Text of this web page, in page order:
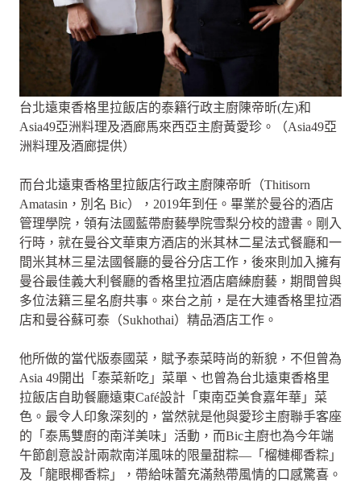
台北遠東香格里拉飯店的泰籍行政主廚陳帝昕(左)和
Asia49亞洲料理及酒廊馬來西亞主廚黃愛珍。（Asia49亞
洲料理及酒廊提供）
而台北遠東香格里拉飯店行政主廚陳帝昕（Thitisorn
Amatasin，別名 Bic），2019年到任。畢業於曼谷的酒店
管理學院，領有法國藍帶廚藝學院雪梨分校的證書。剛入
行時，就在曼谷文華東方酒店的米其林二星法式餐廳和一
間米其林三星法國餐廳的曼谷分店工作，後來則加入擁有
曼谷最佳義大利餐廳的香格里拉酒店磨練廚藝，期間曾與
多位法籍三星名廚共事。來台之前，是在大連香格里拉酒
店和曼谷蘇可泰（Sukhothai）精品酒店工作。
他所做的當代版泰國菜，賦予泰菜時尚的新貌，不但曾為
Asia 49開出「泰菜新吃」菜單、也曾為台北遠東香格里
拉飯店自助餐廳遠東Café設計「東南亞美食嘉年華」菜
色。最令人印象深刻的，當然就是他與愛珍主廚聯手客座
的「泰馬雙廚的南洋美味」活動，而Bic主廚也為今年端
午節創意設計兩款南洋風味的限量甜粽—「榴槤椰香粽」
及「龍眼椰香粽」，帶給味蕾充滿熱帶風情的口感驚喜。